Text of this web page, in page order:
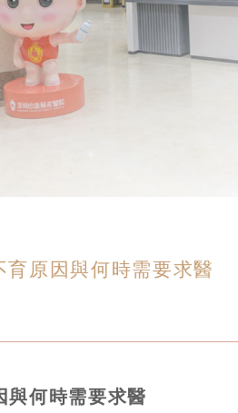
原因與何時需要求醫
與何時需要求醫